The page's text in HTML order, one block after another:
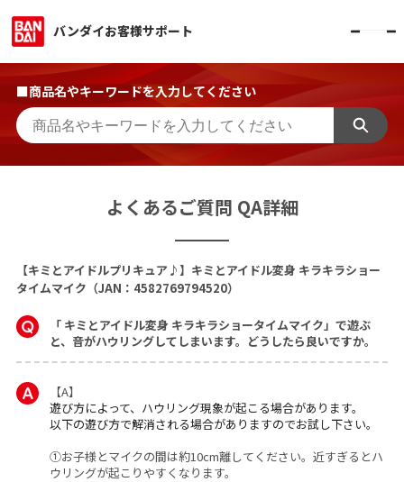
バンダイお客様サポート
■商品名やキーワードを入力してください
よくあるご質問 QA詳細
【キミとアイドルプリキュア♪】キミとアイドル変身 キラキラショー
タイムマイク（JAN：4582769794520）
「 キミとアイドル変身 キラキラショータイムマイク」で遊ぶ
と、音がハウリングしてしまいます。どうしたら良いですか。
【A】
遊び方によって、ハウリング現象が起こる場合があります。
以下の遊び方で解消される場合がありますのでお試し下さい。
①お子様とマイクの間は約10cm離してください。近すぎるとハ
ウリングが起こりやすくなります。